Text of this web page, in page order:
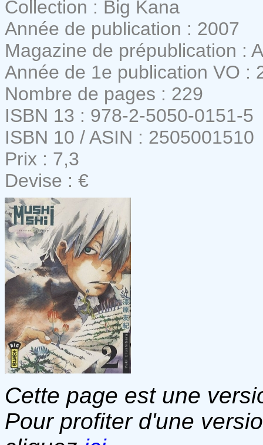
Collection : Big Kana
Année de publication : 2007
Magazine de prépublication :
Année de 1e publication VO :
Nombre de pages : 229
ISBN 13 : 978-2-5050-0151-5
ISBN 10 / ASIN : 2505001510
Prix : 7,3
Devise : €
Cette page est une
Pour profiter d'une